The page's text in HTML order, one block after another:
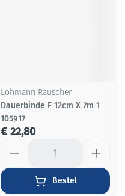
Lohmann Rauscher
Dauerbinde F 12cm X 7m 1
105917
€ 22,80
Bestel